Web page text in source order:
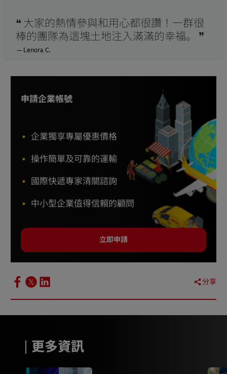
❝ 大家的熱情參與和用心都很讚！一群很
棒的團隊為這塊土地注入滿滿的幸福。 ❞
─ Lenora C.
申請企業帳號
企業獨享專屬優惠價格
操作簡單及可靠的運輸
國際快遞專家清關諮詢
中小型企業值得信賴的顧問
立即申請
分享
更多資訊